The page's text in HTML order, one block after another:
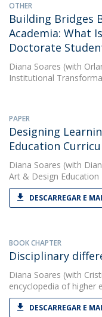
OTHER
Building Bridges
Academia: What
Doctorate
Diana Soares (with
Institutional
PAPER
Designing
Education
Diana Soares (with
Art & Design Education
DESCARREGAR E
BOOK CHAPTER
Disciplinary
Diana Soares (with
encyclopedia of higher
DESCARREGAR E